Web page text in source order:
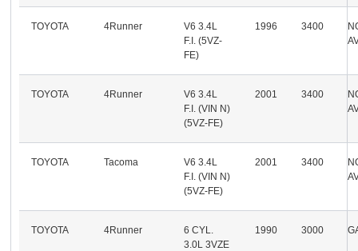
TOYOTA 4Runner
V6 3.4L
F.I. (5VZ-
FE)
1996 3400
TOYOTA 4Runner
V6 3.4L
F.I. (VIN N)
(5VZ-FE)
2001 3400
TOYOTA Tacoma
V6 3.4L
F.I. (VIN N)
(5VZ-FE)
2001 3400
TOYOTA 4Runner
6 CYL.
3.0L 3VZE
1990 3000